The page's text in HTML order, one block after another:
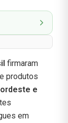
firmaram
produtos
e
em